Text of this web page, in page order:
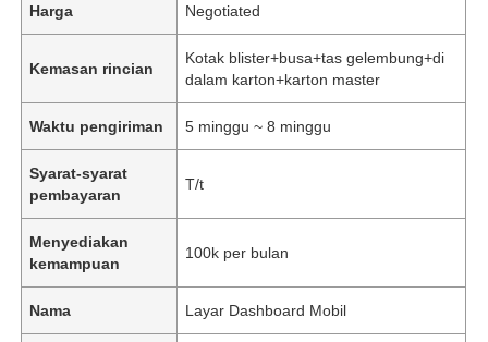
Harga Negotiated
Kemasan rincian
Kotak blister+busa+tas gelembung+di
dalam karton+karton master
Waktu pengiriman 5 minggu ~ 8 minggu
Syarat-syarat
pembayaran
T/t
Menyediakan
kemampuan
100k per bulan
Nama Layar Dashboard Mobil